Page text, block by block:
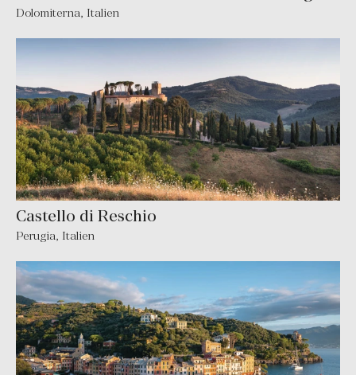
Dolomiterna, Italien
Castello di Reschio
Perugia, Italien